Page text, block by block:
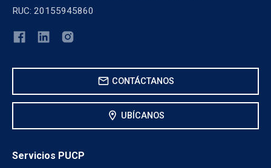
RUC: 20155945860
mail CONTÁCTANOS
location_on UBÍCANOS
Servicios PUCP